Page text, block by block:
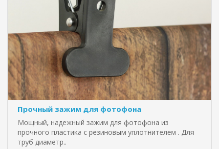
Прочный зажим для фотофона
Мощный, надежный зажим для фотофона из
прочного пластика с резиновым уплотнителем . Для
труб диаметр..